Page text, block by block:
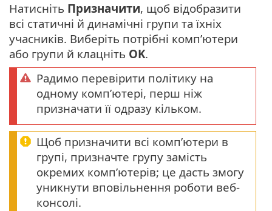
Натисніть Призначити, щоб відобразити
всі статичні й динамічні групи та їхніх
учасників. Виберіть потрібні комп’ютери
або групи й клацніть OK.
Радимо перевірити політику на
одному комп’ютері, перш ніж
призначати її одразу кільком.
Щоб призначити всі комп’ютери в
групі, призначте групу замість
окремих комп’ютерів; це дасть змогу
уникнути вповільнення роботи веб-
консолі.